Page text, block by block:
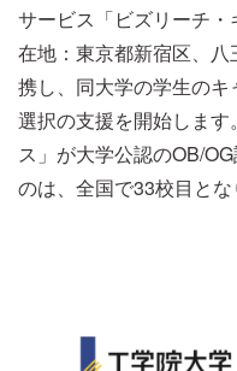
サービス「ビズリーチ
在地：東京都新宿区、
携し、同大学の学生の
選択の支援を開始しま
ス」が大学公認のOB/
のは、全国で33校目とな